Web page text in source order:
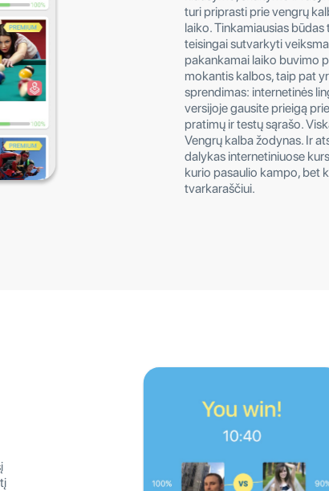
turi priprasti prie vengrų
laiko. Tinkamiausias
teisingai sutvarkyti
pakankamai laiko buvimo
mokantis kalbos, taip pat
sprendimas: internetinės
versijoje gausite prieigą
pratimų ir testų sąrašo.
Vengrų kalba žodynas. Ir
dalykas internetiniuose
kurio pasaulio kampo, bet
tvarkaraščiui.